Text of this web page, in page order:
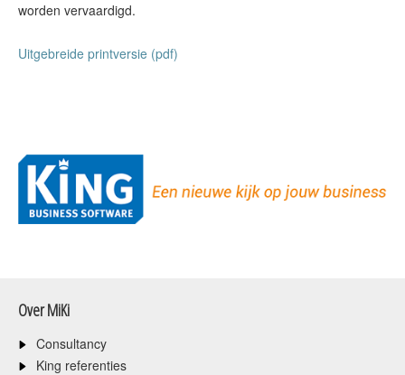
worden vervaardigd.
Uitgebreide printversie (pdf)
Over MiKi
Consultancy
King referenties